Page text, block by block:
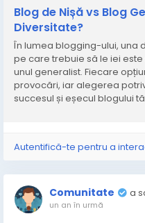
Blog de Nișă vs Blog
Diversitate?
În lumea blogging-ului, una
pe care trebuie să le iei
unul generalist. Fiecare
provocări, iar alegerea
succesul și eșecul blogului
Autentifică-te pentru a
Comunitate a
un an în urmă